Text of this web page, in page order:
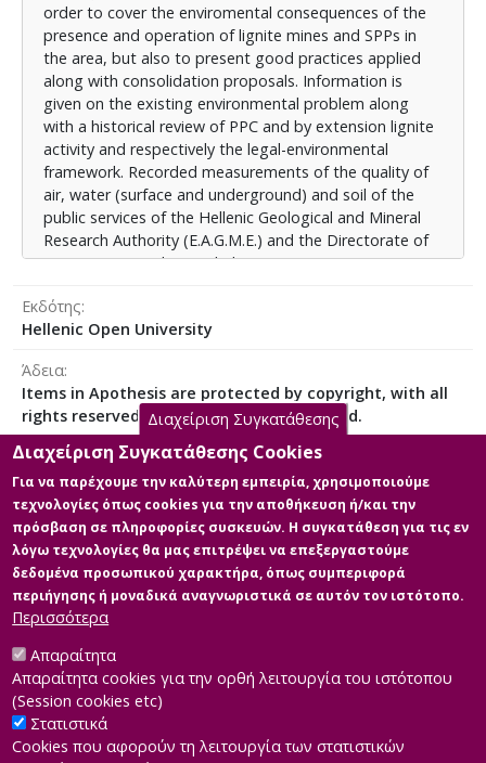
άνθρωπο από τη ρύπανση που προκλήθηκε από τη
λειτουργία των Α.Η.Σ. και των ορυχείων του
λεκανοπεδίου, καθιστώντας αναγκαία τη βαθμιαία
αντικατάσταση της παραγωγής ενέργειας από καύση
άνθρακα με άλλες ανανεώσιμες πηγές ενέργειας οι
οποίες είναι λιγότερο ρυπογόνες.
order to cover the enviromental consequences of the
presence and operation of lignite mines and SPPs in
the area, but also to present good practices applied
along with consolidation proposals. Information is
given on the existing environmental problem along
with a historical review of PPC and by extension lignite
activity and respectively the legal-environmental
framework. Recorded measurements of the quality of
air, water (surface and underground) and soil of the
public services of the Hellenic Geological and Mineral
Research Authority (E.A.G.M.E.) and the Directorate of
Environment and Spatial Planning (D.P.X.S) concerning
analyzed.
environment, flora, fauna and humans by the pollution
caused by the operation of the SPP and the basin's
mines, necessitating the gradual replacement of coal-
fired power generation with other renewable energy
sources which are less polluting.
Εκδότης
Hellenic Open University
Άδεια
Items in Apothesis are protected by copyright, with all
rights reserved, unless otherwise indicated.
Κύρια Αρχεία Διατριβής
Full text
Περιγραφή: Διπλωματική Εργασία -
Στέφανος Χαραλαμπίδης.pdf (pdf)
Διαχείριση Συγκατάθεσης
Διαχείριση Συγκατάθεσης Cookies
Για να παρέχουμε την καλύτερη εμπειρία, χρησιμοποιούμε
τεχνολογίες όπως cookies για την αποθήκευση ή/και την
πρόσβαση σε πληροφορίες συσκευών. Η συγκατάθεση για τις εν
λόγω τεχνολογίες θα μας επιτρέψει να επεξεργαστούμε
δεδομένα προσωπικού χαρακτήρα, όπως συμπεριφορά
περιήγησης ή μοναδικά αναγνωριστικά σε αυτόν τον ιστότοπο.
Περισσότερα
Απαραίτητα
Απαραίτητα cookies για την ορθή λειτουργία του ιστότοπου
(Session cookies etc)
Στατιστικά
Cookies που αφορούν τη λειτουργία των στατιστικών